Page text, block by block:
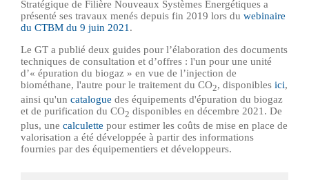
Stratégique de Filière Nouveaux Systèmes Energétiques a
présenté ses travaux menés depuis fin 2019 lors du webinaire
du CTBM du 9 juin 2021 .
Le GT a publié deux guides pour l’élaboration des documents
techniques de consultation et d’offres : l'un pour une unité
d’« épuration du biogaz » en vue de l’injection de
biométhane, l'autre pour le traitement du CO2, disponibles ici,
ainsi qu'un catalogue des équipements d'épuration du biogaz
et de purification du CO2 disponibles en décembre 2021 . De
plus, une calculette pour estimer les coûts de mise en place de
valorisation a été développée à partir des informations
fournies par des équipementiers et développeurs.